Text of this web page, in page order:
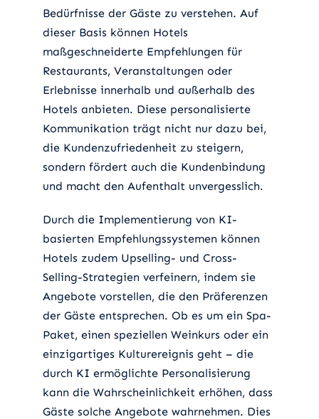
Bedürfnisse der Gäste zu verstehen. Auf
dieser Basis können Hotels
maßgeschneiderte Empfehlungen für
Restaurants, Veranstaltungen oder
Erlebnisse innerhalb und außerhalb des
Hotels anbieten. Diese personalisierte
Kommunikation trägt nicht nur dazu bei,
die Kundenzufriedenheit zu steigern,
sondern fördert auch die Kundenbindung
und macht den Aufenthalt unvergesslich.
Durch die Implementierung von KI-
basierten Empfehlungssystemen können
Hotels zudem Upselling- und Cross-
Selling-Strategien verfeinern, indem sie
Angebote vorstellen, die den Präferenzen
der Gäste entsprechen. Ob es um ein Spa-
Paket, einen speziellen Weinkurs oder ein
einzigartiges Kulturereignis geht – die
durch KI ermöglichte Personalisierung
kann die Wahrscheinlichkeit erhöhen, dass
Gäste solche Angebote wahrnehmen. Dies